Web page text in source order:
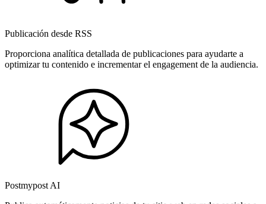
Publicación desde RSS
Proporciona analítica detallada de publicaciones para ayudarte a
optimizar tu contenido e incrementar el engagement de la audiencia.
Postmypost AI